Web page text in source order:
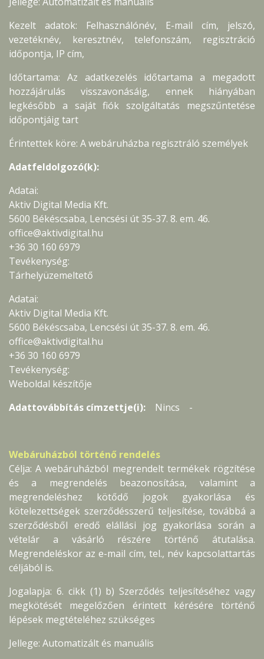
Kezelt adatok: Felhasználónév, E-mail cím, jelszó,
vezetéknév, keresztnév, telefonszám, regisztráció
időpontja, IP cím,
Időtartama: Az adatkezelés időtartama a megadott
hozzájárulás visszavonásáig, ennek hiányában
legkésőbb a saját fiók szolgáltatás megszűntetése
időpontjáig tart
Érintettek köre: A webáruházba regisztráló személyek
Adatfeldolgozó(k):
Adatai:
Aktiv Digital Media Kft.
5600 Békéscsaba, Lencsési út 35-37. 8. em. 46.
office@aktivdigital.hu
+36 30 160 6979
Tevékenység:
Tárhelyüzemeltető
Adatai:
Aktiv Digital Media Kft.
5600 Békéscsaba, Lencsési út 35-37. 8. em. 46.
office@aktivdigital.hu
+36 30 160 6979
Tevékenység:
Weboldal készítője
Adattovábbítás címzettje(i):
Nincs -
Webáruházból történő rendelés
Célja: A webáruházból megrendelt termékek rögzítése
és a megrendelés beazonosítása, valamint a
megrendeléshez kötődő jogok gyakorlása és
kötelezettségek szerződésszerű teljesítése, továbbá a
szerződésből eredő elállási jog gyakorlása során a
vételár a vásárló részére történő átutalása.
Megrendeléskor az e-mail cím, tel., név kapcsolattartás
céljából is.
Jogalapja: 6. cikk (1) b) Szerződés teljesítéséhez vagy
megkötését megelőzően érintett kérésére történő
lépések megtételéhez szükséges
Jellege: Automatizált és manuális